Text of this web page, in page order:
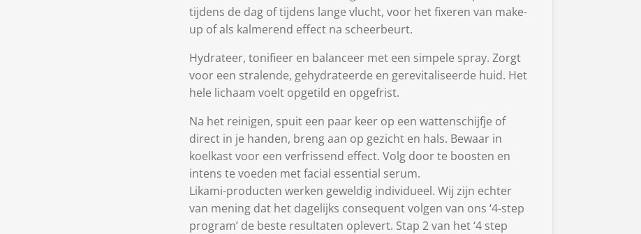
tijdens de dag of tijdens lange vlucht, voor het fixeren van make-
up of als kalmerend effect na scheerbeurt.
Hydrateer, tonifieer en balanceer met een simpele spray. Zorgt
voor een stralende, gehydrateerde en gerevitaliseerde huid. Het
hele lichaam voelt opgetild en opgefrist.
Na het reinigen, spuit een paar keer op een wattenschijfje of
direct in je handen, breng aan op gezicht en hals. Bewaar in
koelkast voor een verfrissend effect. Volg door te boosten en
intens te voeden met facial essential serum.
Likami-producten werken geweldig individueel. Wij zijn echter
van mening dat het dagelijks consequent volgen van ons ‘4-step
program’ de beste resultaten oplevert. Stap 2 van het ‘4 step